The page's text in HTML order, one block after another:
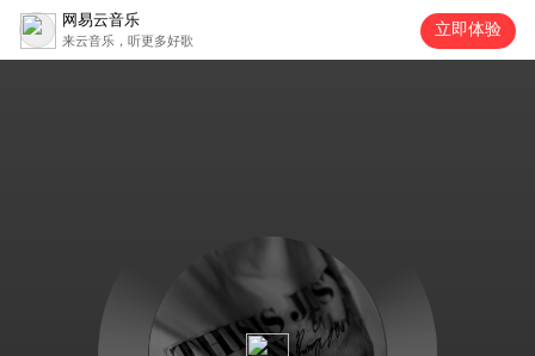
网易云音乐
来云音乐，听更多好歌
立即体验